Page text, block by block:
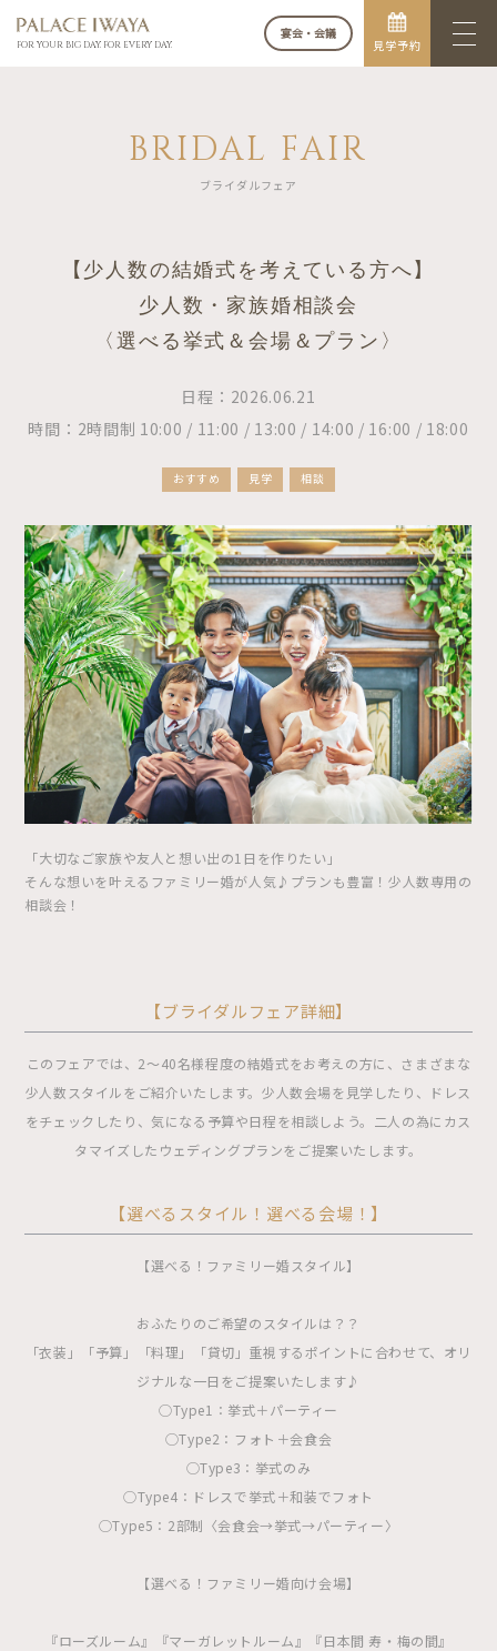
FOR YOUR BIG DAY. FOR EVERY DAY.
宴会・会議
見学予約
BRIDAL FAIR
ブライダルフェア
【少人数の結婚式を考えている方へ】
少人数・家族婚相談会
〈選べる挙式＆会場＆プラン〉
日程：2026.06.21
時間：2時間制 10:00 / 11:00 / 13:00 / 14:00 / 16:00 / 18:00
おすすめ 見学 相談
「大切なご家族や友人と想い出の1日を作りたい」
そんな想いを叶えるファミリー婚が人気♪プランも豊富！少人数専用の
相談会！
【ブライダルフェア詳細】
このフェアでは、2〜40名様程度の結婚式をお考えの方に、さまざまな
少人数スタイルをご紹介いたします。少人数会場を見学したり、ドレス
をチェックしたり、気になる予算や日程を相談しよう。二人の為にカス
タマイズしたウェディングプランをご提案いたします。
【選べるスタイル！選べる会場！】
【選べる！ファミリー婚スタイル】
おふたりのご希望のスタイルは？？
「衣装」「予算」「料理」「貸切」重視するポイントに合わせて、オリ
ジナルな一日をご提案いたします♪
◯Type1：挙式＋パーティー
◯Type2：フォト＋会食会
◯Type3：挙式のみ
◯Type4：ドレスで挙式＋和装でフォト
◯Type5：2部制〈会食会→挙式→パーティー〉
【選べる！ファミリー婚向け会場】
『ローズルーム』『マーガレットルーム』『日本間 寿・梅の間』